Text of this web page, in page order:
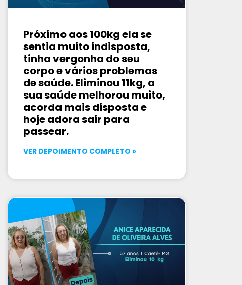
Próximo aos 100kg ela se
sentia muito indisposta,
tinha vergonha do seu
corpo e vários problemas
de saúde. Eliminou 11kg, a
sua saúde melhorou muito,
acorda mais disposta e
hoje adora sair para
passear.
VER DEPOIMENTO COMPLETO »